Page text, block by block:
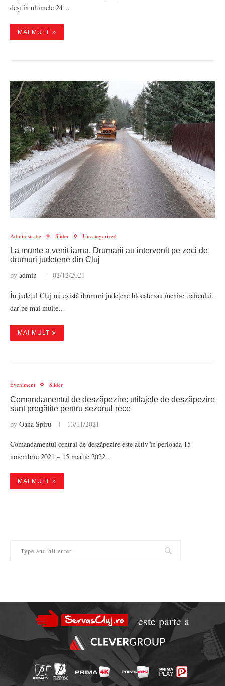
deși în ultimele 24…
MAI MULT
Administratie Slider Uncategorized
La munte a venit iarna. Drumarii au intervenit pe zeci de
drumuri județene din Cluj
by admin 02/12/2021
În județul Cluj nu există drumuri județene blocate sau închise traficului,
dar pe mai multe…
MAI MULT
Eveniment Slider
Comandamentul de deszăpezire: utilajele de deszăpezire
sunt pregătite pentru sezonul rece
by Oana Spiru 13/11/2021
Comandamentul central de deszăpezire este activ în perioada 15
noiembrie 2021 – 15 martie 2022…
MAI MULT
este parte a